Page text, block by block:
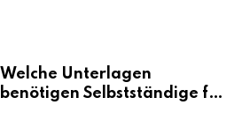
Welche Unterlagen
benötigen Selbstständige für